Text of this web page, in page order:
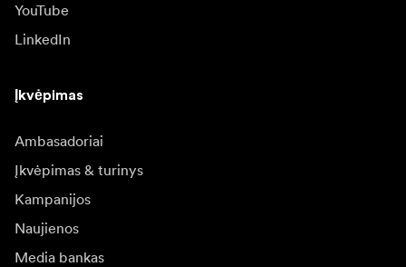
YouTube
LinkedIn
Įkvėpimas
Ambasadoriai
Įkvėpimas & turinys
Kampanijos
Naujienos
Media bankas